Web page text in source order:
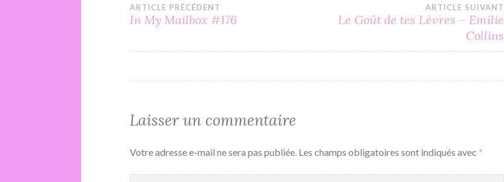
Navigation
de
ARTICLE PRÉCÉDENT
In My Mailbox #176
ARTICLE SUIVANT
Le Goût de tes Lèvres – Emilie
Collins
Laisser un commentaire
Votre adresse e-mail ne sera pas publiée. Les champs obligatoires sont indiqués avec *